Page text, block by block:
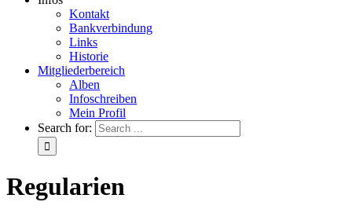
Kontakt
Bankverbindung
Links
Historie
Mitgliederbereich
Alben
Infoschreiben
Mein Profil
Search for:
Regularien